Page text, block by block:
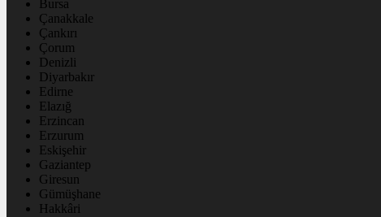
Bursa
Çanakkale
Çankırı
Çorum
Denizli
Diyarbakır
Edirne
Elazığ
Erzincan
Erzurum
Eskişehir
Gaziantep
Giresun
Gümüşhane
Hakkâri